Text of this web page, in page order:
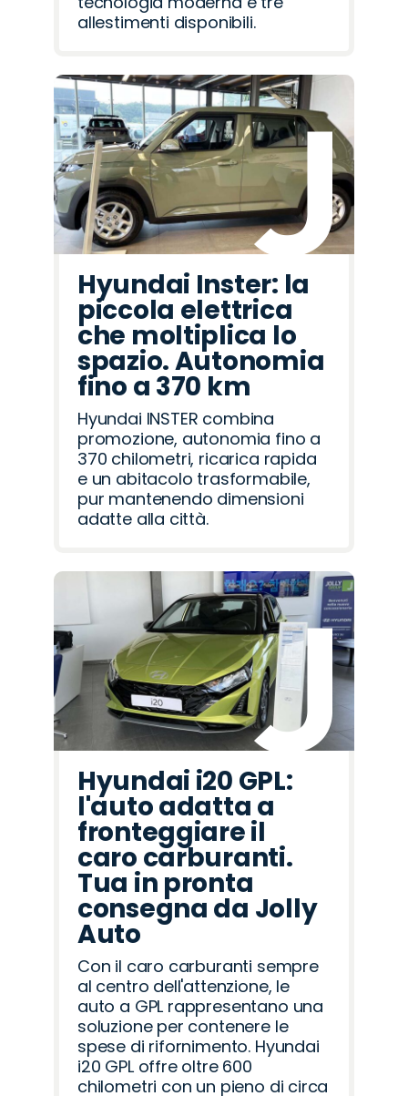
allestimenti disponibili.
Hyundai Inster: la
piccola elettrica
che moltiplica lo
spazio. Autonomia
fino a 370 km
Hyundai INSTER combina
promozione, autonomia fino a
370 chilometri, ricarica rapida
e un abitacolo trasformabile,
pur mantenendo dimensioni
adatte alla città.
Hyundai i20 GPL:
l'auto adatta a
fronteggiare il
caro carburanti.
Tua in pronta
consegna da Jolly
Auto
Con il caro carburanti sempre
al centro dell'attenzione, le
auto a GPL rappresentano una
soluzione per contenere le
spese di rifornimento. Hyundai
i20 GPL offre oltre 600
chilometri con un pieno di circa